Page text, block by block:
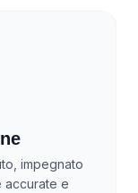
impegnato
accurate e